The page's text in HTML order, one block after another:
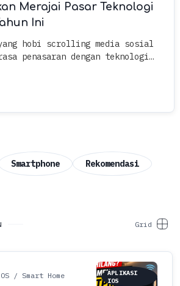
Merajai Pasar Teknologi
Ini
scrolling media sosial
penasaran dengan teknologi
Smartphone Rekomendasi
APLIKASI
IOS